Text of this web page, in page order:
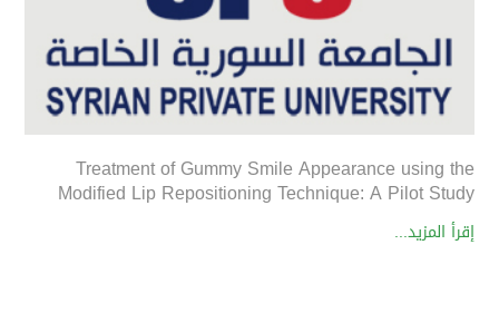
Treatment of Gummy Smile Appearance using the
Modified Lip Repositioning Technique: A Pilot Study
إقرأ المزيد...